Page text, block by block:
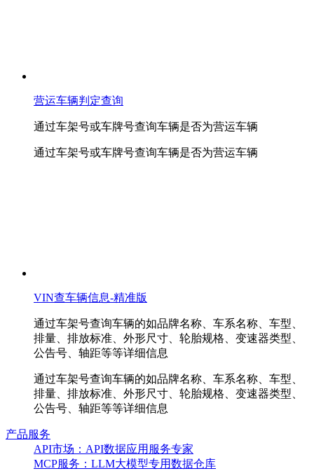
营运车辆判定查询
通过车架号或车牌号查询车辆是否为营运车辆
通过车架号或车牌号查询车辆是否为营运车辆
VIN查车辆信息-精准版
通过车架号查询车辆的如品牌名称、车系名称、车型、
排量、排放标准、外形尺寸、轮胎规格、变速器类型、
公告号、轴距等等详细信息
通过车架号查询车辆的如品牌名称、车系名称、车型、
排量、排放标准、外形尺寸、轮胎规格、变速器类型、
公告号、轴距等等详细信息
产品服务
API市场：API数据应用服务专家
MCP服务：LLM大模型专用数据仓库